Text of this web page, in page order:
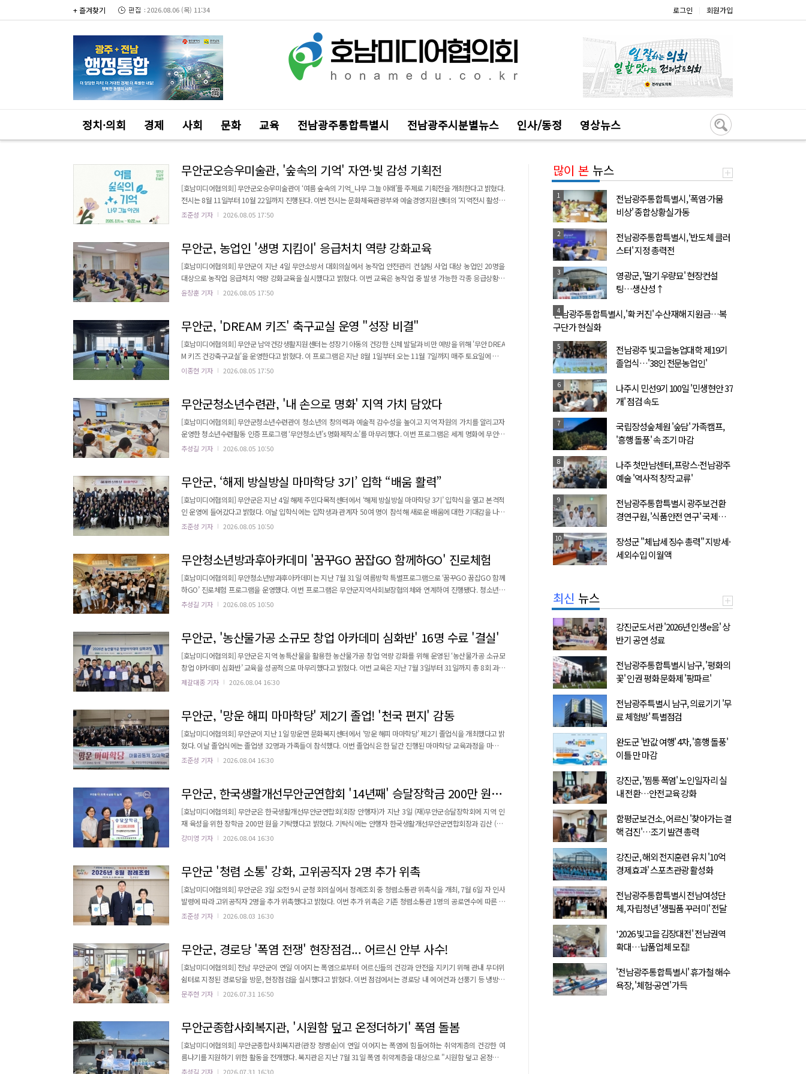
+ 즐겨찾기 2026.08.06 (목) 11:34 로그인 회원가입
정치·의회 경제 사회 문화 교육 전남광주통합특별시 전남광주시분별뉴스 인사/동정 영상뉴스
무안군오승우미술관, '숲속의 기억' 자연·빛 감성 기획전
[호남미디어협의회] 무안군오승우미술관이 ‘여름 숲속의 기억_나무 그늘 아래’를 주제로 기획전을 개최한다고 밝혔다.
전시는 8월 11일부터 10월 22일까지 진행된다. 이번 전시는 문화체육관광부와 예술경영지원센터의 ‘지역전시 활성화
지원사업’ 공모 선정으로 마련됐다. 국비 8,800만 원이 지원된 것으로 전해졌다. 북유럽 및 국내 작가 8인이 참여하여
조준성 기자 2026.08.05 17:50
무안군, 농업인 '생명 지킴이' 응급처치 역량 강화교육
[호남미디어협의회] 무안군이 지난 4일 무안소방서 대회의실에서 농작업 안전관리 컨설팅 사업 대상 농업인 20명을
대상으로 농작업 응급처치 역량 강화교육을 실시했다고 밝혔다. 이번 교육은 농작업 중 발생 가능한 각종 응급상황에
대한 신속한 대처 능력을 함양하고, 여름철 폭염에 따른 온열질환 예방 및 응급 대응 역량을 높이는 데 목적을 뒀다. 무
윤창훈 기자 2026.08.05 17:50
무안군, 'DREAM 키즈' 축구교실 운영 "성장 비결"
[호남미디어협의회] 무안군 남악건강생활지원센터는 성장기 아동의 건강한 신체 발달과 비만 예방을 위해 '무안 DREA
M 키즈 건강축구교실'을 운영한다고 밝혔다. 이 프로그램은 지난 8월 1일부터 오는 11월 7일까지 매주 토요일에 진행
된다. 남악·오룡지역 초등학교 1학년부터 4학년까지의 아동을 대상으로 하며, 지역 축구클럽 3개소와 연계해 전문 지
이종현 기자 2026.08.05 17:50
무안군청소년수련관, '내 손으로 명화' 지역 가치 담았다
[호남미디어협의회] 무안군청소년수련관이 청소년의 창의력과 예술적 감수성을 높이고 지역 자원의 가치를 알리고자
운영한 청소년수련활동 인증 프로그램 ‘무안청소년’s 명화제작소’를 마무리했다. 이번 프로그램은 세계 명화에 무안의
대표 특산물을 접목해 청소년 스스로 자신만의 작품으로 재해석하는 방식으로 진행됐다. 참여 청소년들은 창의성을 키
추성길 기자 2026.08.05 10:50
무안군, ‘해제 방실방실 마마학당 3기’ 입학 “배움 활력”
[호남미디어협의회] 무안군은 지난 4일 해제 주민다목적센터에서 ‘해제 방실방실 마마학당 3기’ 입학식을 열고 본격적
인 운영에 들어갔다고 밝혔다. 이날 입학식에는 입학생과 관계자 50여 명이 참석해 새로운 배움에 대한 기대감을 나타
냈다. ‘해제 방실방실 마마학당 3기’는 오는 9월까지 총 22회에 걸쳐 진행될 예정이다. 주요 프로그램으로는 숟가락 난
조준성 기자 2026.08.05 10:50
무안청소년방과후아카데미 '꿈꾸GO 꿈잡GO 함께하GO' 진로체험
[호남미디어협의회] 무안청소년방과후아카데미는 지난 7월 31일 여름방학 특별프로그램으로 ‘꿈꾸GO 꿈잡GO 함께
하GO’ 진로체험 프로그램을 운영했다. 이번 프로그램은 무안군지역사회보장협의체와 연계하여 진행됐다. 청소년들
의 직업 세계 이해와 적성 및 흥미 발견을 목표로 기획됐다. 특히 원예사, 플로리스트, 제과·제빵사 등 다양한 직업군을
추성길 기자 2026.08.05 10:50
무안군, '농산물가공 소규모 창업 아카데미 심화반' 16명 수료 '결실'
[호남미디어협의회] 무안군은 지역 농특산물을 활용한 농산물가공 창업 역량 강화를 위해 운영된 ‘농산물가공 소규모
창업 아카데미 심화반’ 교육을 성공적으로 마무리했다고 밝혔다. 이번 교육은 지난 7월 3일부터 31일까지 총 8회 과정
으로 진행됐으며, 농산물가공 소규모 창업 아카데미 기초반을 수료한 관내 농업인 16명이 참여했다. 교육은 소규모 사
제갈대종 기자 2026.08.04 16:30
무안군, '망운 해피 마마학당' 제2기 졸업! '천국 편지' 감동
[호남미디어협의회] 무안군이 지난 1일 망운면 문화복지센터에서 ‘망운 해피 마마학당’ 제2기 졸업식을 개최했다고 밝
혔다. 이날 졸업식에는 졸업생 32명과 가족들이 참석했다. 이번 졸업식은 한 달간 진행된 마마학당 교육과정을 마무리
하며, 교육에 성실히 참여한 어르신들의 졸업을 축하하고 배움과 소중한 추억을 나누기 위해 마련됐다. 졸업식은 식전
조준성 기자 2026.08.04 16:30
무안군, 한국생활개선무안군연합회 '14년째' 승달장학금 200만 원 기탁
[호남미디어협의회] 무안군은 한국생활개선무안군연합회(회장 안행자)가 지난 3일 (재)무안군승달장학회에 지역 인
재 육성을 위한 장학금 200만 원을 기탁했다고 밝혔다. 기탁식에는 안행자 한국생활개선무안군연합회장과 김산 (재)
무안군승달장학회 이사장 등이 참석해 지역 인재 양성 의지를 다졌다. 이번 장학금은 회원들이 2026년 무안연꽃축제
강미영 기자 2026.08.04 16:30
무안군 '청렴 소통' 강화, 고위공직자 2명 추가 위촉
[호남미디어협의회] 무안군은 3일 오전 9시 군청 회의실에서 정례조회 중 청렴소통관 위촉식을 개최, 7월 6일 자 인사
발령에 따라 고위공직자 2명을 추가 위촉했다고 밝혔다. 이번 추가 위촉은 기존 청렴소통관 1명의 공로연수에 따른 인
원 조정을 반영한 조치다. 기획실장, 신도시지원단장, 보건소장, 농업기술센터소장, 무안읍장 등 고위공직자 5명이 청
조준성 기자 2026.08.03 16:30
무안군, 경로당 '폭염 전쟁' 현장점검... 어르신 안부 사수!
[호남미디어협의회] 전남 무안군이 연일 이어지는 폭염으로부터 어르신들의 건강과 안전을 지키기 위해 관내 무더위
쉼터로 지정된 경로당을 방문, 현장점검을 실시했다고 밝혔다. 이번 점검에서는 경로당 내 에어컨과 선풍기 등 냉방시
설의 정상 작동 여부와 실내 적정온도 유지 상태, 무더위쉼터 개방 여부 등을 확인했다. 또한 경로당 이용 어르신들의
문주현 기자 2026.07.31 16:50
무안군종합사회복지관, '시원함 덮고 온정더하기' 폭염 돌봄
[호남미디어협의회] 무안군종합사회복지관(관장 정병순)이 연일 이어지는 폭염에 힘들어하는 취약계층의 건강한 여
름나기를 지원하기 위한 활동을 전개했다. 복지관은 지난 7월 31일 폭염 취약계층을 대상으로 "시원함 덮고 온정더하
기" 활동을 펼쳤다고 밝혔다. 이번 활동은 복지사각지대 위기가구 중 폭염에 취약한 사례관리대상자 15세대를 직접 방
추성길 기자 2026.07.31 16:30
많이 본 뉴스
1
전남광주통합특별시, '폭염·가뭄
비상' 종합상황실 가동
2
전남광주통합특별시, '반도체 클러
스터' 지정 총력전
3
영광군, '딸기 우량묘' 현장컨설
팅…생산성↑
4
전남광주통합특별시, '확 커진' 수산재해 지원금…복
구단가 현실화
5
전남광주 빛고을농업대학 제19기
졸업식…'38인 전문농업인'
6
나주시 민선9기 100일 '민생현안 37
개' 점검 속도
7
국립장성숲체원 '숲담' 가족캠프,
'흥행 돌풍' 속 조기 마감
8
나주 첫만남센터, 프랑스·전남광주
예술 '역사적 창작 교류'
9
전남광주통합특별시 광주보건환
경연구원, '식품안전 연구' 국제학
10
장성군 "체납세 징수 총력" 지방세·
세외수입 이월액
최신 뉴스
강진군도서관 '2026년 인생e음' 상
반기 공연 성료
전남광주통합특별시 남구, '평화의
꽃' 인권 평화 문화제 '팡파르'
전남광주특별시 남구, 의료기기 '무
료 체험방' 특별점검
완도군 '반값 여행' 4차, '흥행 돌풍'
이틀 만 마감
강진군, '찜통 폭염' 노인일자리 실
내 전환…안전교육 강화
함평군보건소, 어르신 '찾아가는 결
핵 검진'…조기 발견 총력
강진군, 해외 전지훈련 유치 '10억
경제효과' 스포츠관광 활성화
전남광주통합특별시 전남여성단
체, 자립청년 '생필품 꾸러미' 전달
'2026 빛고을 김장대전' 전남권역
확대…납품업체 모집!
'전남광주통합특별시' 휴가철 해수
욕장, '체험·공연' 가득